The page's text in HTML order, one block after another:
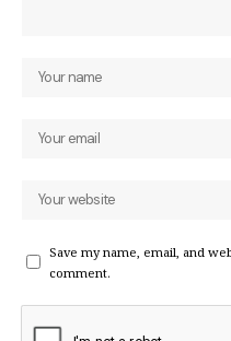
Save my name, email, and
comment.